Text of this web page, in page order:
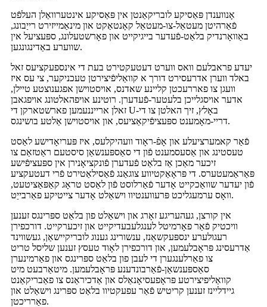
אָנווענדן פּאַסיקע לובריקאַנטן אין פּאַסיקע אינטערוואַלן העלפֿט
פֿאַרהיטן מעטאַל-צו-מעטאַל קאָנטאַקט און מינאַמייזירט רייַבונג,
באַוואָרנדיק בלאַט-פֿעדער בייגיקייט און פאָרשטעלונג, ספּעציעל אין
שווערע באַדינגונגען.
יעדע פראבלעם וואס ווערט דעטעקטירט בעת די אינספעקציעס זאל
באלד ווערן אדרעסירט דורך א קוואַליפֿיצירטן טעכניקער, צי עס איז
וועגן צו פאררעכטן קליינע שאדנס, אויסטוישן אפגענוצטע טיילן,
אדער אויסגלייכן בלעטער-פֿעדערן. רוטינע אויפהאלטונג אויפגאבן
זאלן ארייננעמען פארשטארקן די U-באָלץ, זיך האלטן צו די
דריי-מאָמענט ספּעציפֿיקאַציעס, און אויסטוישן אַלטע בושינגס.
פֿאַר קאמערציעלע און אָפֿ-ראָוד וועהיקלעס, איז פּעריִאָדישע לאַסט
טעסטינג און אַסעסמענט פֿון די סאַספּענשאַן סיסטעם ראַטזאַם צו
זיכער מאַכן אַז בלאַט פֿעדערן פֿונקציאָנירן אין ספּעציפֿישע
פּאַראַמעטערס. די פּראָאַקטיווע צוגאַנג פֿאַסילאַטירט פֿרי דעטעקציע
פֿון יעדער שוואַכקייט אָדער פֿאַרלוסט פֿון לאַסט טראָג קאַפּאַציטעט,
וואָס ערמעגליכט פּרעווענטיוו וישאַלט אָדער צייטיקע פאַרבייַט.
אין קורצן, געהעריגע זאָרג און וישאַלט פון בלאַט ספּרינגס זענען
וויכטיק פֿאַר פאָרמיטל לענגלעבעדיקייט און זיכערקייט. דורכפירן
רעגולערע ינספּעקשאַנז, ענשורינג גענוג לובריקיישאַן, געשווינד
אַדרעסינג פּראָבלעמען, און דורכפירן לאָוד טעסץ זענען שליסל טריט
צו פאַרלענגערן די לעבן פון בלאַט ספּרינגס און פאַרמינערן
סאַספּענשאַן-פֿאַרבונדענע פּראָבלעמען. מיטאַרבעט מיט
קוואַליפיצירטע פּראָפעסיאָנאַלס און אַדכיראַנס צו פאַבריקאַנט
גיידליינז זענען קריטיש פֿאַר עפעקטיוו בלאַט ספּרינג וישאַלט און
פאַרריכטן.